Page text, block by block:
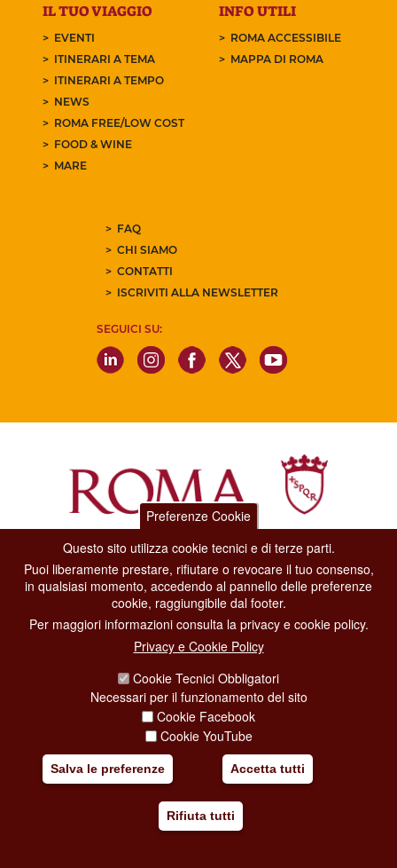
IL TUO VIAGGIO
EVENTI
ITINERARI A TEMA
ITINERARI A TEMPO
NEWS
ROMA FREE/LOW COST
FOOD & WINE
MARE
INFO UTILI
ROMA ACCESSIBILE
MAPPA DI ROMA
FAQ
CHI SIAMO
CONTATTI
ISCRIVITI ALLA NEWSLETTER
SEGUICI SU:
Dipartimento Grandi Eventi, Sport, Turismo e Moda.
Via di San Basilio, 51
00187 Roma
CONTACT CENTER TEL. 06 06 08
CONTATTA LA REDAZIONE
SOCIAL MEDIA POLICY
COPYRIGHT
Preferenze Cookie
Questo sito utilizza cookie tecnici e di terze parti.
Puoi liberamente prestare, rifiutare o revocare il tuo consenso,
in qualsiasi momento, accedendo al pannello delle preferenze
cookie, raggiungibile dal footer.
Per maggiori informazioni consulta la privacy e cookie policy.
Privacy e Cookie Policy
Cookie Tecnici Obbligatori
Necessari per il funzionamento del sito
Cookie Facebook
Cookie YouTube
Salva le preferenze Accetta tutti
Rifiuta tutti